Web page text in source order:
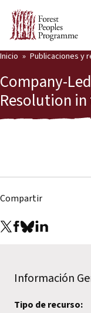
Quiénes somos
Sala de prensa
Nuestro trabajo
Voces
Socios y Países
Publicaciones
Publicaciones
Noticias
Comunicados de
Inicio Publicaciones y
Company-
Resolution
Compartir
Información
Tipo de recurso: